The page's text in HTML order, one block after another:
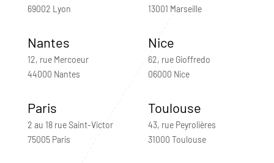
69002 Lyon
13001 Marseille
Nantes
12, rue Mercoeur
44000 Nantes
Nice
62, rue Gioffredo
06000 Nice
Paris
2 au 18 rue Saint-Victor
75005 Paris
Toulouse
43, rue Peyrolières
31000 Toulouse